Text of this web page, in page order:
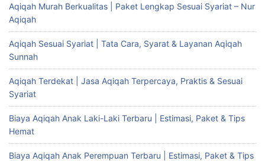
Aqiqah Murah Berkualitas | Paket Lengkap Sesuai Syariat – Nur
Aqiqah
Aqiqah Sesuai Syariat | Tata Cara, Syarat & Layanan Aqiqah
Sunnah
Aqiqah Terdekat | Jasa Aqiqah Terpercaya, Praktis & Sesuai
Syariat
Biaya Aqiqah Anak Laki-Laki Terbaru | Estimasi, Paket & Tips
Hemat
Biaya Aqiqah Anak Perempuan Terbaru | Estimasi, Paket & Tips